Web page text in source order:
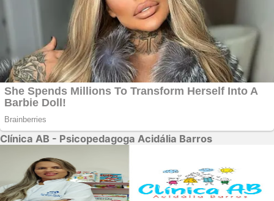
Clínica AB - Psicopedagoga Acidália Barros